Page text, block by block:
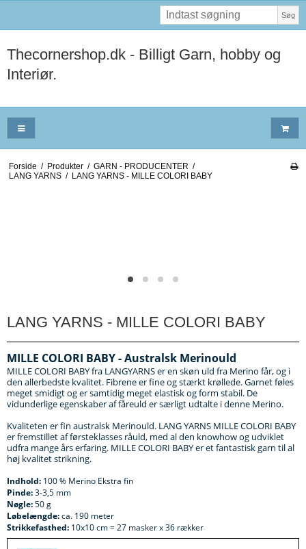
Søg
Thecornershop.dk - Billigt Garn, hobby og
Interiør.
Forside / Produkter / GARN - PRODUCENTER /
LANG YARNS / LANG YARNS - MILLE COLORI BABY
LANG YARNS - MILLE COLORI BABY
MILLE COLORI BABY - Australsk Merinould
MILLE COLORI BABY fra LANGYARNS er en skøn uld fra Merino får, og i
den allerbedste kvalitet. Fibrene er fine og stærkt krøllede. Garnet føles
meget smidigt og er samtidig meget elastisk og form stabil. De
vidunderlige egenskaber af fåreuld er særligt udtalte i denne Merino.
Kvaliteten er fin australsk Merinould. LANG YARNS MILLE COLORI BABY
er fremstillet af førsteklasses råuld, med al den knowhow og udviklet
udfra mange års erfaring. MILLE COLORI BABY er et fantastisk garn til al
høj kvalitet strikning.
Indhold: 100 % Merino Ekstra fin
Pinde:3-3,5 mm
Nøgle:50 g
Løbelængde:ca. 190 meter
Strikkefasthed: 10x10 cm = 27 masker x 36 rækker